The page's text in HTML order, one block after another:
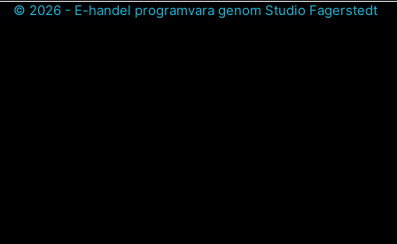
© 2026 - E-handel programvara genom Studio Fagerstedt